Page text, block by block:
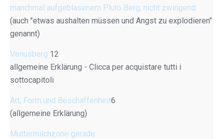
manchmal aufgeblasenem Pluto Berg, nicht zwingend
(auch "etwas aushalten müssen und Angst zu explodieren"
genannt)
Venusberg 12
allgemeine Erklärung - Clicca per acquistare tutti i
sottocapitoli
Art, Form und Beschaffenheit6
(allgemeine Erklärung)
Muttermilchzone gerade